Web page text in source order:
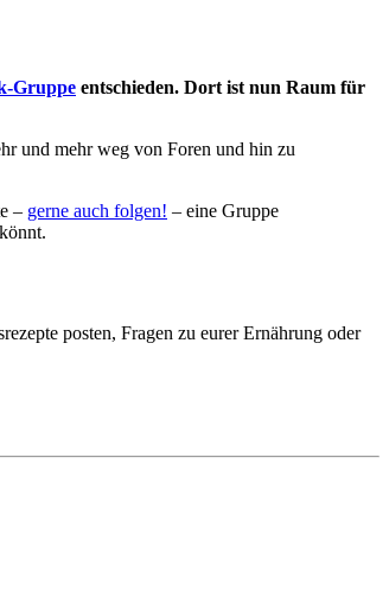
Gruppe entschieden. Dort ist nun Raum für
und mehr weg von Foren und hin zu
– gerne auch folgen! – eine Gruppe
posten, Fragen zu eurer Ernährung oder